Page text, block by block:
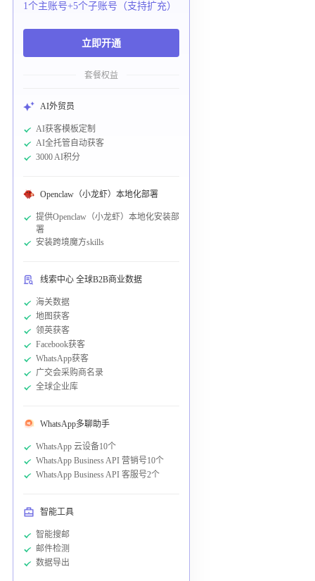
1个主账号+5个子账号（支持扩充）
立即开通
套餐权益
AI外贸员
AI获客模板定制
AI全托管自动获客
3000 AI积分
Openclaw（小龙虾）本地化部署
提供Openclaw（小龙虾）本地化安装部
署
安装跨境魔方skills
线索中心 全球B2B商业数据
海关数据
地图获客
领英获客
Facebook获客
WhatsApp获客
广交会采购商名录
全球企业库
WhatsApp多聊助手
WhatsApp 云设备10个
WhatsApp Business API 营销号10个
WhatsApp Business API 客服号2个
智能工具
智能搜邮
邮件检测
数据导出